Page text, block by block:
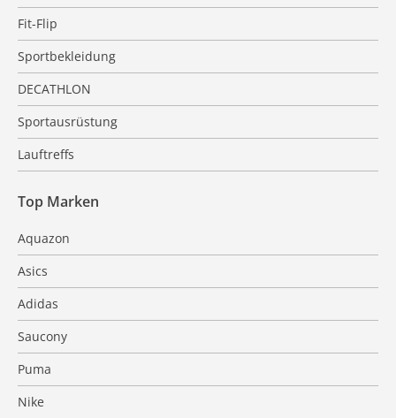
Fit-Flip
Sportbekleidung
DECATHLON
Sportausrüstung
Lauftreffs
Top Marken
Aquazon
Asics
Adidas
Saucony
Puma
Nike